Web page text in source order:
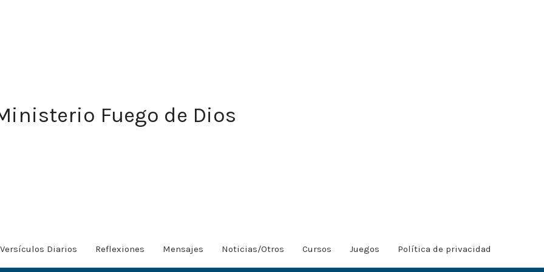
Fuego de Dios
Versículos Diarios Reflexiones Mensajes Noticias/Otros Cursos Juegos Política de privacidad